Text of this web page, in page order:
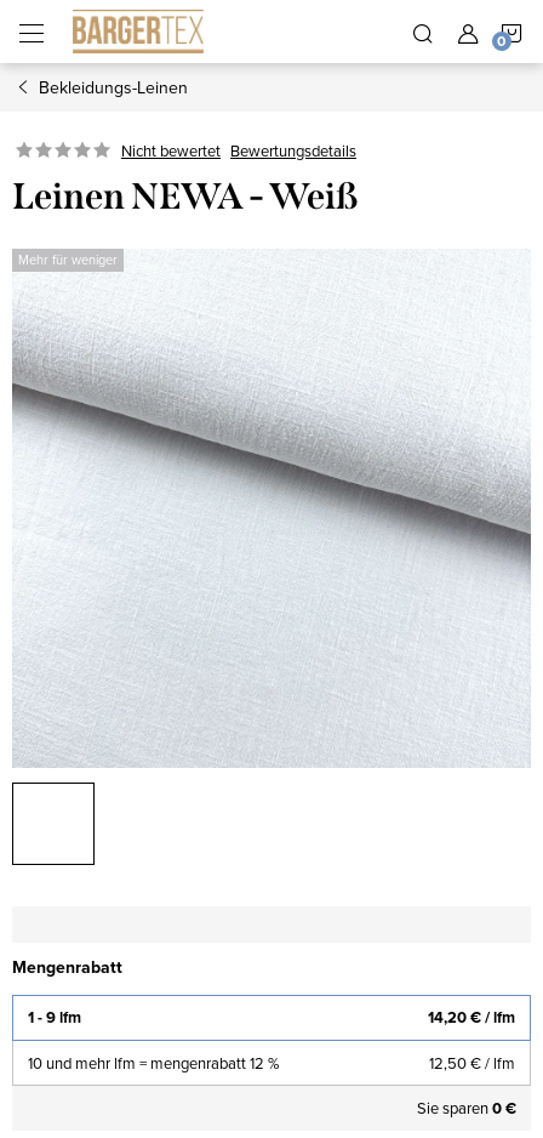
Inhalt
springen
Bekleidungs-Leinen
Nicht bewertet Bewertungsdetails
Leinen NEWA - Weiß
Mehr für weniger
Mengenrabatt
1 - 9 lfm 14,20 €/ lfm
10 und mehr lfm = mengenrabatt 12 % 12,50 €/ lfm
Sie sparen0 €